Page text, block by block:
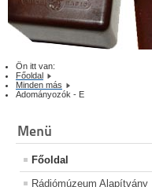
Ön itt van:
Főoldal
Minden más
Adományozók - E
Menü
Főoldal
Rádiómúzeum Alapítvány